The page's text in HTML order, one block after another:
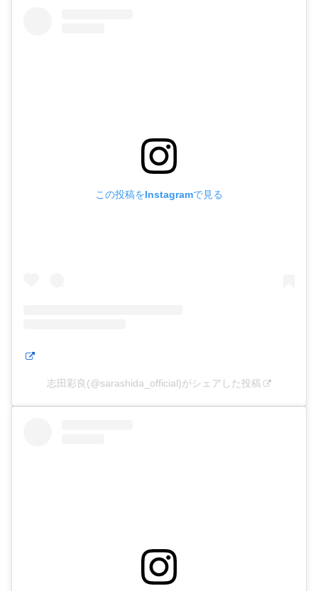
この投稿をInstagramで見る
志田彩良(@sarashida_official)がシェアした投稿